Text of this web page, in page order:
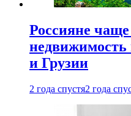
Россияне
недвижимость
и Грузии
2 года спустя2 года